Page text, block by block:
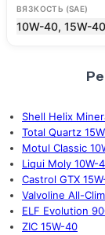
ВЯЗКОСТЬ (SAE)
10W-40, 15W-40
Shell Helix
Total Quartz
Motul Classic
Liqui Moly 10W-
Castrol GTX
Valvoline All-
ELF Evolution
ZIC 15W-40